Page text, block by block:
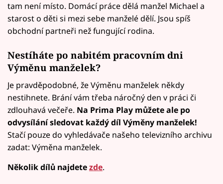
tam není místo. Domácí práce dělá manžel Michael a
starost o děti si mezi sebe manželé dělí. Jsou spíš
obchodní partneři než fungující rodina.
Nestíháte po nabitém pracovním dni
Výměnu manželek?
Je pravděpodobné, že Výměnu manželek někdy
nestihnete. Brání vám třeba náročný den v práci či
zdlouhavá večeře. Na Prima Play můžete ale po
odvysílání sledovat každý díl Výměny manželek!
Stačí pouze do vyhledávače našeho televizního archivu
zadat: Výměna manželek.
Několik dílů najdetezde.